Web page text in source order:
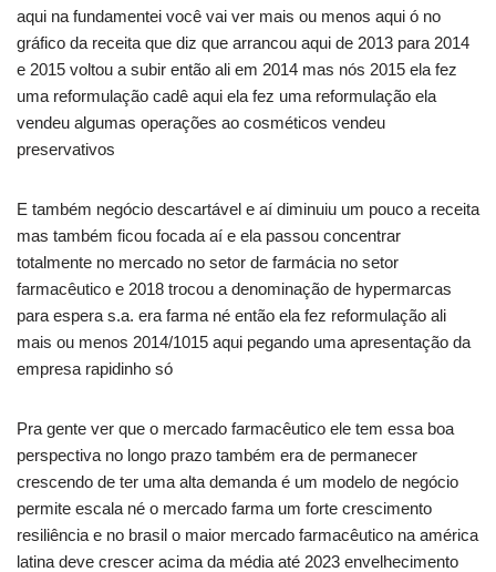
aqui na fundamentei você vai ver mais ou menos aqui ó no
gráfico da receita que diz que arrancou aqui de 2013 para 2014
e 2015 voltou a subir então ali em 2014 mas nós 2015 ela fez
uma reformulação cadê aqui ela fez uma reformulação ela
vendeu algumas operações ao cosméticos vendeu
preservativos
E também negócio descartável e aí diminuiu um pouco a receita
mas também ficou focada aí e ela passou concentrar
totalmente no mercado no setor de farmácia no setor
farmacêutico e 2018 trocou a denominação de hypermarcas
para espera s.a. era farma né então ela fez reformulação ali
mais ou menos 2014/1015 aqui pegando uma apresentação da
empresa rapidinho só
Pra gente ver que o mercado farmacêutico ele tem essa boa
perspectiva no longo prazo também era de permanecer
crescendo de ter uma alta demanda é um modelo de negócio
permite escala né o mercado farma um forte crescimento
resiliência e no brasil o maior mercado farmacêutico na américa
latina deve crescer acima da média até 2023 envelhecimento